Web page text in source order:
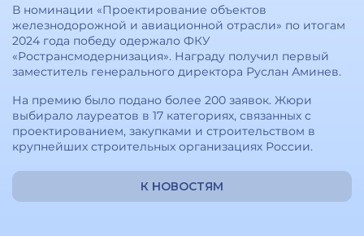
В номинации «Проектирование объектов
железнодорожной и авиационной отрасли» по итогам
2024 года победу одержало ФКУ
«Ространсмодернизация». Награду получил первый
заместитель генерального директора Руслан Аминев.
На премию было подано более 200 заявок. Жюри
выбирало лауреатов в 17 категориях, связанных с
проектированием, закупками и строительством в
крупнейших строительных организациях России.
К НОВОСТЯМ